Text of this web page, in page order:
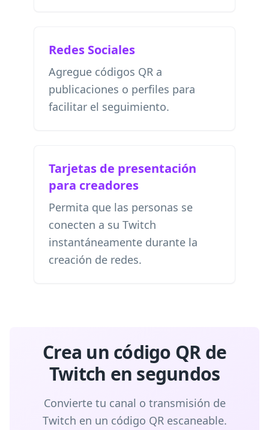
Redes Sociales
Agregue códigos QR a
publicaciones o perfiles para
facilitar el seguimiento.
Tarjetas de presentación
para creadores
Permita que las personas se
conecten a su Twitch
instantáneamente durante la
creación de redes.
Crea un código QR de
Twitch en segundos
Convierte tu canal o transmisión de
Twitch en un código QR escaneable.